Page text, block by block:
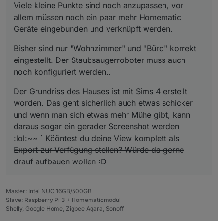
Viele kleine Punkte sind noch anzupassen, vor
allem müssen noch ein paar mehr Homematic
Geräte eingebunden und verknüpft werden.
Bisher sind nur "Wohnzimmer" und "Büro" korrekt
eingestellt. Der Staubsaugerroboter muss auch
noch konfiguriert werden..
Der Grundriss des Hauses ist mit Sims 4 erstellt
worden. Das geht sicherlich auch etwas schicker
und wenn man sich etwas mehr Mühe gibt, kann
daraus sogar ein gerader Screenshot werden
:lol:~~ ` Kööntest du deine View komplett als
Export zur Verfügung stellen? Würde da gerne
drauf aufbauen wollen :D
Master: Intel NUC 16GB/500GB
Slave: Raspberry Pi 3 + Homematicmodul
Shelly, Google Home, Zigbee Aqara, Sonoff